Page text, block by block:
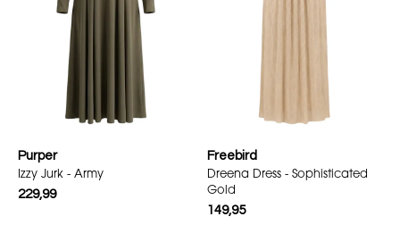
Purper
Izzy Jurk - Army
229,99
Freebird
Dreena Dress - Sophisticated
Gold
149,95